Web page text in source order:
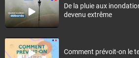
De la pluie aux
devenu extrême
Comment prévoit-on le